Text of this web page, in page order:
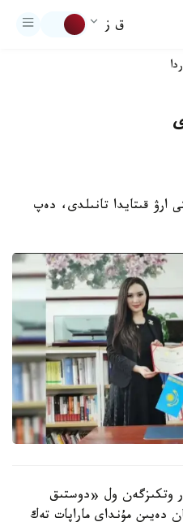
ق ز
ارۋ قىتايدا تانىلدى، دەپ
وتكىزگەن ول «دوستىق
دەيىن مۇنداي ماراپات تەك